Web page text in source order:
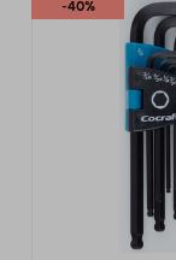
-40%